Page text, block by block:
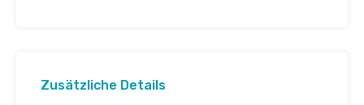
Zusätzliche Details